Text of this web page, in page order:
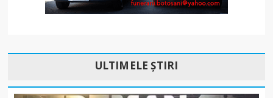
ULTIMELE ȘTIRI